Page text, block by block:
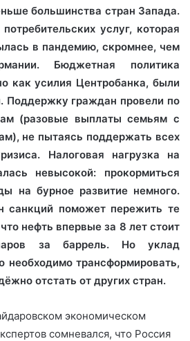
большинства стран Запада.
услуг, которая
в пандемию, скромнее, чем
Бюджетная политика
как усилия Центробанка, были
Поддержку граждан провели по
(разовые выплаты семьям с
не пытаясь поддержать всех
Налоговая нагрузка на
невысокой: прокормиться
на бурное развитие немного.
санкций поможет пережить те
нефть впервые за 8 лет стоит
за баррель. Но уклад
необходимо трансформировать,
отстать от других стран.
экономическом
сомневался, что Россия